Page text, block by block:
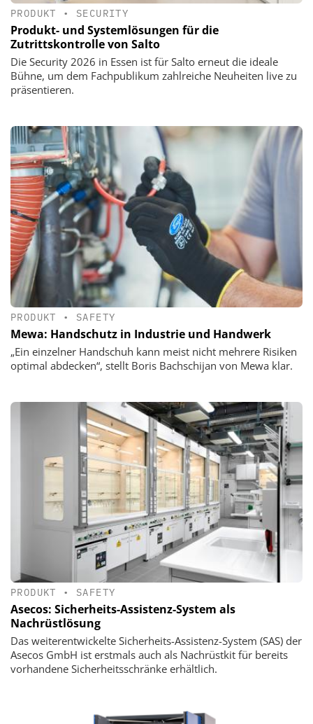
PRODUKT • SECURITY
Produkt- und Systemlösungen für die
Zutrittskontrolle von Salto
Die Security 2026 in Essen ist für Salto erneut die ideale
Bühne, um dem Fachpublikum zahlreiche Neuheiten live zu
präsentieren.
PRODUKT • SAFETY
Mewa: Handschutz in Industrie und Handwerk
„Ein einzelner Handschuh kann meist nicht mehrere Risiken
optimal abdecken“, stellt Boris Bachschijan von Mewa klar.
PRODUKT • SAFETY
Asecos: Sicherheits-Assistenz-System als
Nachrüstlösung
Das weiterentwickelte Sicherheits-Assistenz-System (SAS) der
Asecos GmbH ist erstmals auch als Nachrüstkit für bereits
vorhandene Sicherheitsschränke erhältlich.